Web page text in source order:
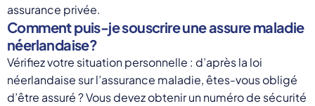
assurance privée.
Comment puis-je souscrire une assure maladie
néerlandaise?
Vérifiez votre situation personnelle : d’après la loi
néerlandaise sur l’assurance maladie, êtes-vous obligé
d’être assuré ? Vous devez obtenir un numéro de sécurité